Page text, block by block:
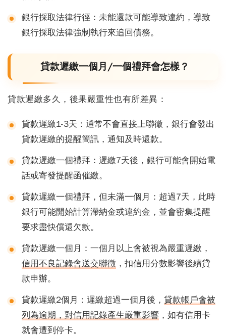
銀行採取法律行徑 ：未能還款可能導致違約，導致
銀行採取法律強制執行來追回債務。
貸款遲繳一個月/一個禮拜會怎樣？
貸款遲繳多久，後果嚴重性也有所差異：
貸款遲繳1-3天 ：通常不會直接上聯徵，銀行會發出
貸款遲繳的提醒簡訊，通知及時還款。
貸款遲繳一個禮拜 ：遲繳7天後，銀行可能會開始電
話或寄發提醒函催繳。
貸款遲繳一個禮拜，但未滿一個月 ：超過7天，此時
銀行可能開始計算滯納金或違約金，並會密集提醒
要求盡快償還欠款。
貸款遲繳一個月 ：一個月以上會被視為嚴重遲繳，
信用不良記錄會送交聯徵 ，扣信用分數影響後續貸
款申辦。
貸款遲繳2個月 ：遲繳超過一個月後， 貸款帳戶會被
列為逾期，對信用記錄產生嚴重影響 ，如有信用卡
就會遭到停卡。